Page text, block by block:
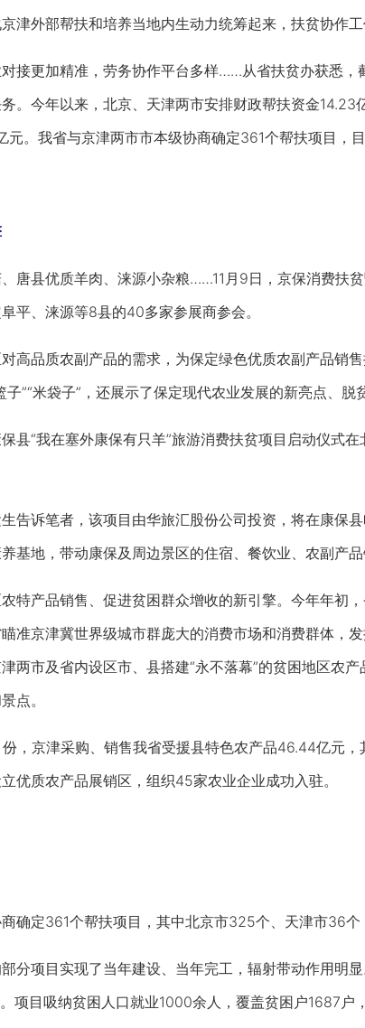
津外部帮扶和培养当地内生动力统筹起来，扶贫协作工
更加精准，劳务协作平台多样……从省扶贫办获悉，
。今年以来，北京、天津两市安排财政帮扶资金14.23
。我省与京津两市市本级协商确定361个帮扶项目，目
县优质羊肉、涞源小杂粮……11月9日，京保消费扶
平、涞源等8县的40多家参展商参会。
品质农副产品的需求，为保定绿色优质农副产品销
”“米袋子”，还展示了保定现代农业发展的新亮点、脱
“我在塞外康保有只羊”旅游消费扶贫项目启动仪式在
诉笔者，该项目由华旅汇股份公司投资，将在康保
基地，带动康保及周边景区的住宿、餐饮业、农副产品
产品销售、促进贫困群众增收的新引擎。今年年初
准京津冀世界级城市群庞大的消费市场和消费群体，
两市及省内设区市、县搭建“永不落幕”的贫困地区农
点。
京津采购、销售我省受援县特色农产品46.44亿元
优质农产品展销区，组织45家农业企业成功入驻。
定361个帮扶项目，其中北京市325个、天津市36个
项目实现了当年建设、当年完工，辐射带动作用明
项目吸纳贫困人口就业1000余人，覆盖贫困户1687户